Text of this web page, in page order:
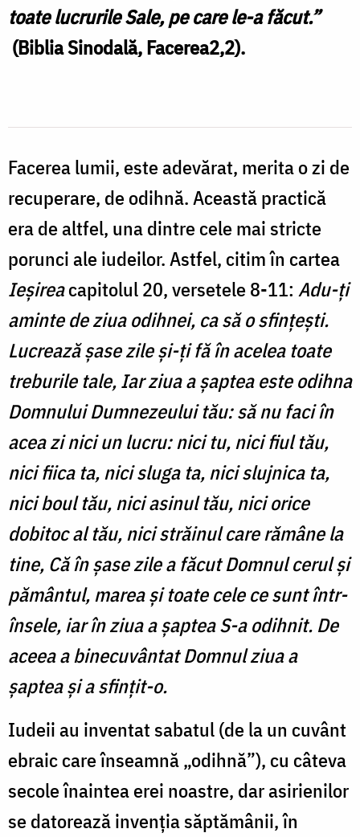
toate lucrurile Sale, pe care le-a făcut.”
(Biblia Sinodală, Facerea2,2).
Facerea lumii, este adevărat, merita o zi de
recuperare, de odihnă. Această practică
era de altfel, una dintre cele mai stricte
porunci ale iudeilor. Astfel, citim în cartea
Ieşireacapitolul 20, versetele 8-11: Adu-ţi
aminte de ziua odihnei, ca să o sfinţeşti.
Lucrează şase zile şi-ţi fă în acelea toate
treburile tale, Iar ziua a şaptea este odihna
Domnului Dumnezeului tău: să nu faci în
acea zi nici un lucru: nici tu, nici fiul tău,
nici fiica ta, nici sluga ta, nici slujnica ta,
nici boul tău, nici asinul tău, nici orice
dobitoc al tău, nici străinul care rămâne la
tine, Că în şase zile a făcut Domnul cerul şi
pământul, marea şi toate cele ce sunt într-
însele, iar în ziua a şaptea S-a odihnit. De
aceea a binecuvântat Domnul ziua a
şaptea şi a sfinţit-o.
Iudeii au inventat sabatul (de la un cuvânt
ebraic care înseamnă „odihnă”), cu câteva
secole înaintea erei noastre, dar asirienilor
se datorează invenția săptămânii, în